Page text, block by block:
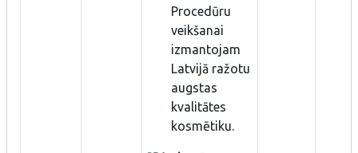
Procedūru
veikšanai
izmantojam
Latvijā ražotu
augstas
kvalitātes
kosmētiku.